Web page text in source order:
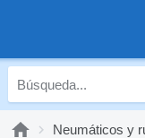
Neumáticos y